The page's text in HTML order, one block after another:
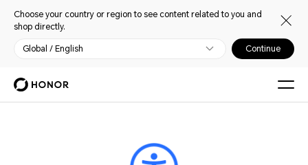
Choose your country or region to see content related to you and
shop directly.
Global / English Continue